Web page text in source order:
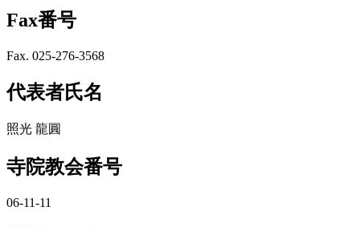
Fax番号
Fax. 025-276-3568
代表者氏名
照光 龍圓
寺院教会番号
06-11-11